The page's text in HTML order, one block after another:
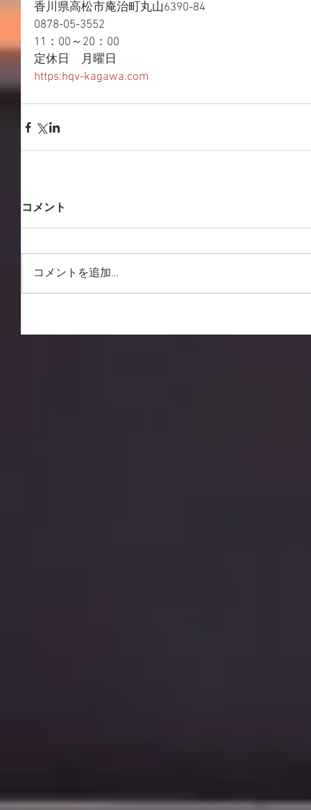
香川県高松市庵治町丸山6390-84
0878-05-3552
11：00～20：00
定休日　月曜日
https:hqv-kagawa.com
コメント
コメントを追加…